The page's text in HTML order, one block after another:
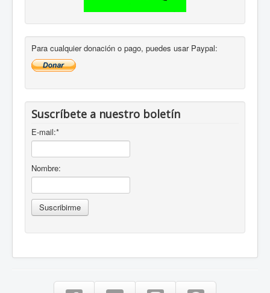
Para cualquier donación o pago, puedes usar Paypal:
Suscríbete a nuestro boletín
E-mail:*
Nombre: